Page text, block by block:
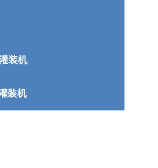
装机
装机